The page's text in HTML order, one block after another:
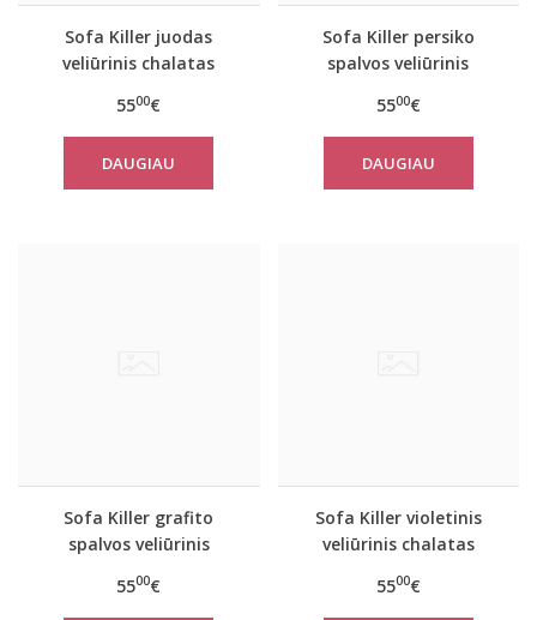
Sofa Killer juodas
veliūrinis chalatas
5500€
DAUGIAU
Sofa Killer persiko
spalvos veliūrinis
5500€
DAUGIAU
Sofa Killer grafito
spalvos veliūrinis
5500€
Sofa Killer violetinis
veliūrinis chalatas
5500€